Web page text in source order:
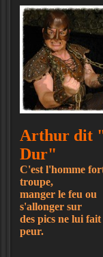
Arthur dit
Dur"
C'est l'homme
troupe,
manger le feu ou
s'allonger sur
des pics ne lui fait
peur.